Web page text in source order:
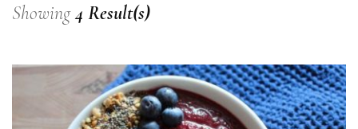
Showing4 Result(s)